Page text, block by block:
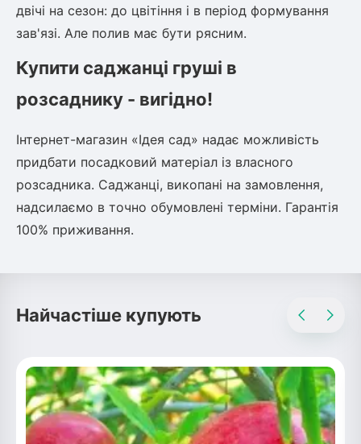
двічі на сезон: до цвітіння і в період формування
зав'язі. Але полив має бути рясним.
Купити саджанці груші в
розсаднику - вигідно!
Інтернет-магазин «Ідея сад» надає можливість
придбати посадковий матеріал із власного
розсадника. Саджанці, викопані на замовлення,
надсилаємо в точно обумовлені терміни. Гарантія
100% приживання.
Найчастіше купують